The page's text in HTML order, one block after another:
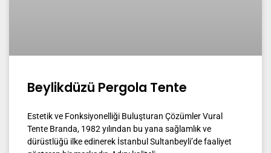
Beylikdüzü Pergola Tente
Estetik ve Fonksiyonelliği Buluşturan Çözümler Vural
Tente Branda, 1982 yılından bu yana sağlamlık ve
dürüstlüğü ilke edinerek İstanbul Sultanbeyli’de faaliyet